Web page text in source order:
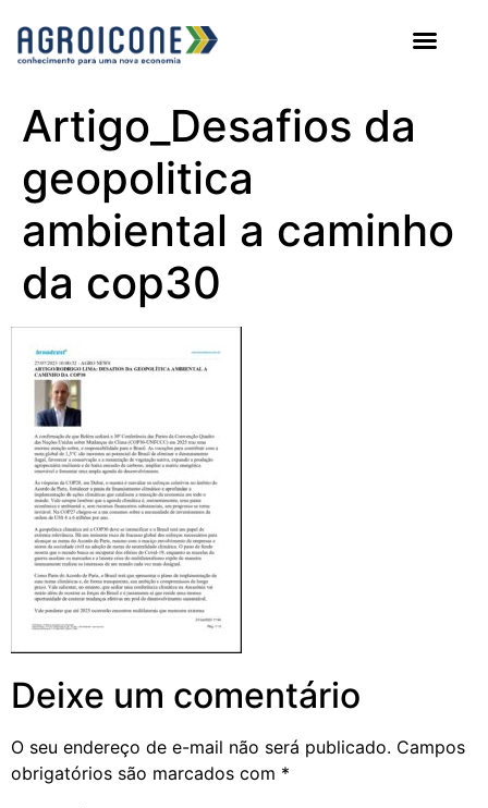
Artigo_Desafios da
geopolitica
ambiental a caminho
da cop30
Deixe um comentário
O seu endereço de e-mail não será publicado. Campos
obrigatórios são marcados com *